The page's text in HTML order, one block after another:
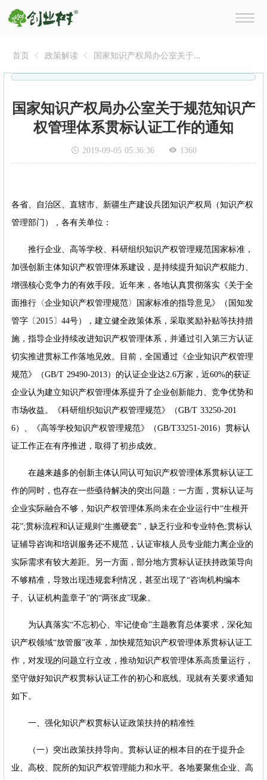
首页 政策解读
国家知识产权局办公室关于
认证工作的通知
国家知识产权局办公室关于规范知识产
权管理体系贯标认证工作的通知
2019-09-05 05:36:36 1360
各省、自治区、直辖市、新疆生产建设兵团知识产权局（知识产权
管理部门），各有关单位：
推行企业、高等学校、科研组织知识产权管理规范国家标准，
加强创新主体知识产权管理体系建设，是持续提升知识产权能力、
增强核心竞争力的有效手段。近年来，各地认真贯彻落实《关于全
面推行〈企业知识产权管理规范〉国家标准的指导意见》（国知发
管字〔2015〕44号），建立健全政策体系，采取奖励补贴等扶持措
施，指导企业持续改进知识产权管理体系，并通过引入第三方认证
切实推进贯标工作落地见效。目前，全国通过《企业知识产权管理
规范》（GB/T 29490-2013）的认证企业达2.6万家，近60%的获证
企业认为建立知识产权管理体系提升了企业创新能力、竞争优势和
市场收益。《科研组织知识产权管理规范》（GB/T 33250-201
6）、《高等学校知识产权管理规范》（GB/T33251-2016）贯标认
证工作正在有序推进，取得了初步成效。
在越来越多的创新主体认同认可知识产权管理体系贯标认证工
作的同时，也存在一些亟待解决的突出问题：一方面，贯标认证与
企业实际融合不够，知识产权管理体系尚未在企业运行中“生根开
花”;贯标流程和认证规则“生搬硬套”，缺乏行业和专业特色;贯标认
证辅导咨询和培训服务还不规范，认证审核人员专业能力离企业的
实际需求有较大差距。另一方面，部分地方贯标认证扶持政策导向
不够精准，导致出现违规套利情况，甚至出现了“咨询机构编本
子、认证机构盖章子”的“两张皮”现象。
为认真落实“不忘初心、牢记使命”主题教育总体要求，深化知
识产权领域“放管服”改革，加快规范知识产权管理体系贯标认证工
作，对发现的问题立行立改，推动知识产权管理体系高质量运行，
坚守做好知识产权贯标认证工作的初心和底线。现就有关要求通知
如下。
一、强化知识产权贯标认证政策扶持的精准性
（一）突出政策扶持导向。贯标认证的根本目的在于提升企
业、高校、院所的知识产权管理能力和水平。各地要聚焦企业、高